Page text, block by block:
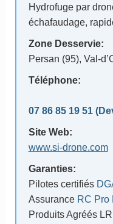
Hydrofuge par
échafaudage,
Zone Desservie:
Persan (95), Val-
Téléphone:
07 86 85 19 51
Site Web:
www.si-drone.com
Garanties:
Pilotes certifiés
Assurance RC Pro
Produits Agréés